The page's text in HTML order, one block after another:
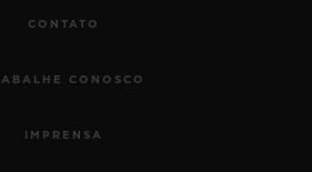
CONTATO
CONOSCO
IMPRENSA